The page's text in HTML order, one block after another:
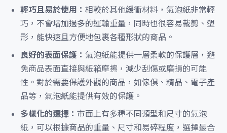
輕巧且易於使用： 相較於其他緩衝材料，氣泡紙非常輕
巧，不會增加過多的運輸重量，同時也很容易裁剪、塑
形，能快速且方便地包裹各種形狀的商品。
良好的表面保護： 氣泡紙能提供一層柔軟的保護層，避
免商品表面直接與紙箱摩擦，減少刮傷或磨損的可能
性。對於需要保護外觀的商品，如傢俱、精品、電子產
品等，氣泡紙能提供有效的保護。
多樣化的選擇： 市面上有多種不同類型和尺寸的氣泡
紙，可以根據商品的重量、尺寸和易碎程度，選擇最合